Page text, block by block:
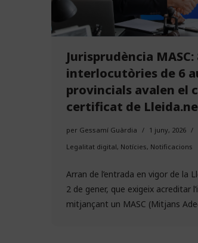
Jurisprudència MASC:
interlocutòries de 6
provincials avalen el
certificat de
per Gessamí Guàrdia
1 juny, 2026
Legalitat digital, Notícies, Notificacions
Arran de l’entrada en vigor de la
2 de gener, que exigeix acreditar
mitjançant un MASC (Mitjans